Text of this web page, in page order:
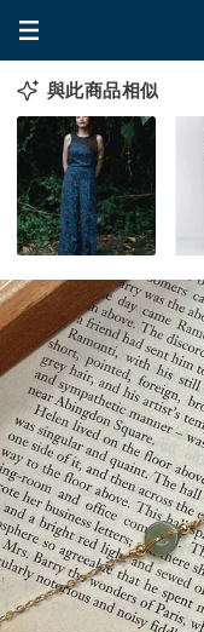
與此商品相似